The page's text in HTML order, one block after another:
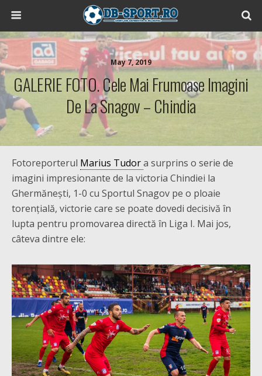
May 7, 2019
GALERIE FOTO. Cele Mai Frumoase Imagini
De La Snagov – Chindia
Fotoreporterul Marius Tudora surprins o serie de
imagini impresionante de la victoria Chindiei la
Ghermănești, 1-0 cu Sportul Snagov pe o ploaie
torențială, victorie care se poate dovedi decisivă în
lupta pentru promovarea directă în Liga I. Mai jos,
câteva dintre ele: